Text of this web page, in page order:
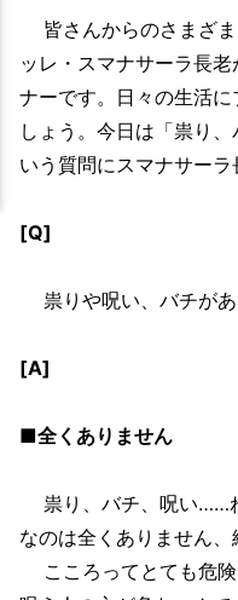
皆さんからのさまざま
ッレ・スマナサーラ長
ナーです。日々の生活
しょう。今日は「祟り
いう質問にスマナサーラ
[Q]
祟りや呪い、バチがあ
[A]
■全くありません
祟り、バチ、呪い……
なのは全くありません、
こころってとても危険